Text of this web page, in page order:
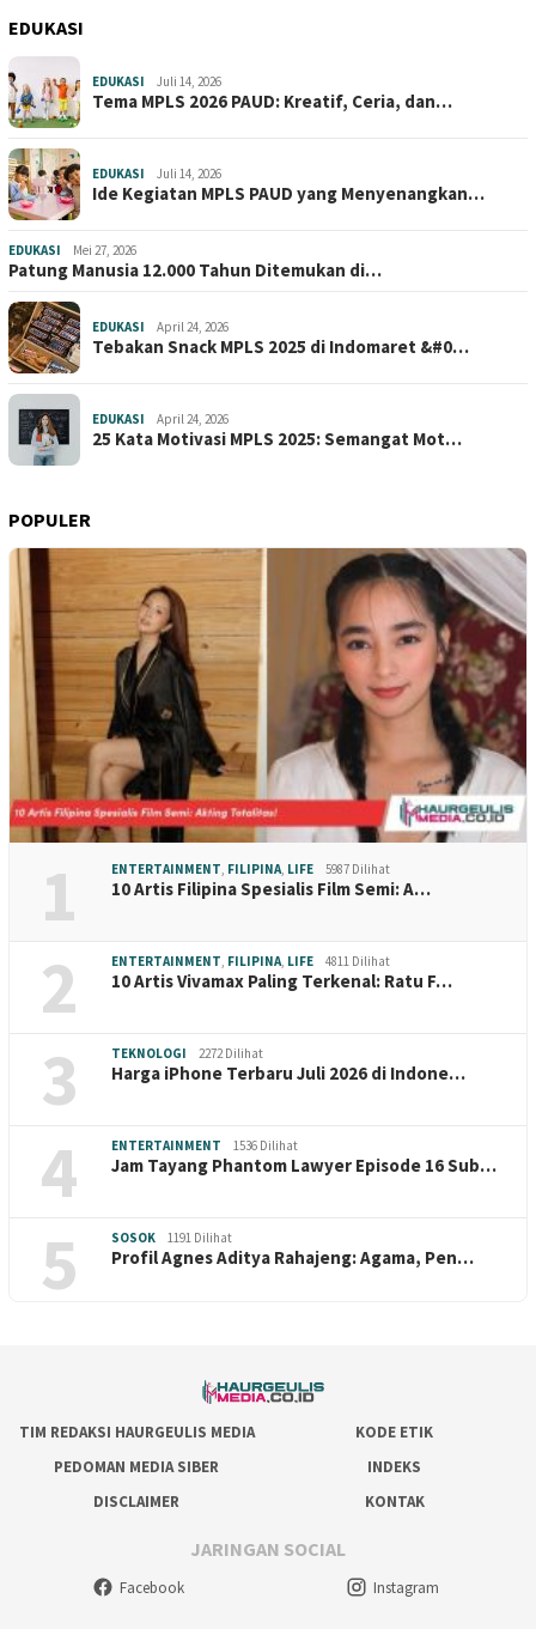
EDUKASI
EDUKASI Juli 14, 2026
Tema MPLS 2026 PAUD: Kreatif, Ceria, dan…
EDUKASI Juli 14, 2026
Ide Kegiatan MPLS PAUD yang Menyenangkan…
EDUKASI Mei 27, 2026
Patung Manusia 12.000 Tahun Ditemukan di…
EDUKASI April 24, 2026
Tebakan Snack MPLS 2025 di Indomaret &#0…
EDUKASI April 24, 2026
25 Kata Motivasi MPLS 2025: Semangat Mot…
POPULER
1 ENTERTAINMENT, FILIPINA, LIFE 5987 Dilihat
10 Artis Filipina Spesialis Film Semi: A…
2 ENTERTAINMENT, FILIPINA, LIFE 4811 Dilihat
10 Artis Vivamax Paling Terkenal: Ratu F…
3 TEKNOLOGI 2272 Dilihat
Harga iPhone Terbaru Juli 2026 di Indone…
4 ENTERTAINMENT 1536 Dilihat
Jam Tayang Phantom Lawyer Episode 16 Sub…
5 SOSOK 1191 Dilihat
Profil Agnes Aditya Rahajeng: Agama, Pen…
TIM REDAKSI HAURGEULIS MEDIA
KODE ETIK
PEDOMAN MEDIA SIBER
INDEKS
DISCLAIMER
KONTAK
JARINGAN SOCIAL
Facebook Instagram